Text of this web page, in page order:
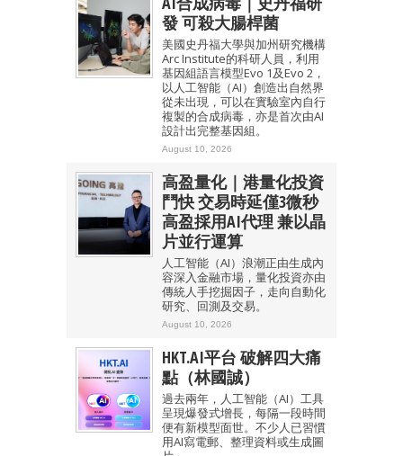
發 可殺大腸桿菌
美國史丹福大學與加州研究機構
Arc Institute的科研人員，利用
基因組語言模型Evo 1及Evo 2，
以人工智能（AI）創造出自然界
從未出現，可以在實驗室內自行
複製的合成病毒，亦是首次由AI
設計出完整基因組。
August 10, 2026
高盈量化｜港量化投資
鬥快 交易時延僅3微秒
高盈採用AI代理 兼以晶
片並行運算
人工智能（AI）浪潮正由生成內
容深入金融市場，量化投資亦由
傳統人手挖掘因子，走向自動化
研究、回測及交易。
August 10, 2026
HKT.AI平台 破解四大痛
點（林國誠）
過去兩年，人工智能（AI）工具
呈現爆發式增長，每隔一段時間
便有新模型面世。不少人已習慣
用AI寫電郵、整理資料或生成圖